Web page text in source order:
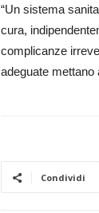
“Un sistema
cura,
complicanze
adeguate mettano
Condividi